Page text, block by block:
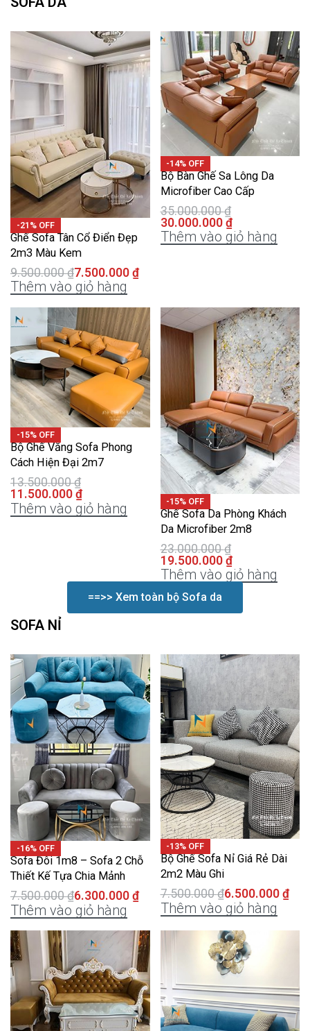
-21% OFF
Ghế Sofa Tân Cổ Điển Đẹp
2m3 Màu Kem
9.500.000₫7.500.000 ₫
Thêm vào giỏ hàng
-14% OFF
Bộ Bàn Ghế Sa Lông Da
Microfiber Cao Cấp
35.000.000₫
30.000.000 ₫
Thêm vào giỏ hàng
-15% OFF
Bộ Ghế Văng Sofa Phong
Cách Hiện Đại 2m7
13.500.000₫
11.500.000 ₫
Thêm vào giỏ hàng -15% OFF
Ghế Sofa Da Phòng Khách
Da Microfiber 2m8
23.000.000₫
19.500.000 ₫
Thêm vào giỏ hàng
==>> Xem toàn bộ Sofa da
SOFA NỈ
-16% OFF
Sofa Đôi 1m8 – Sofa 2 Chỗ
Thiết Kế Tựa Chia Mảnh
7.500.000₫6.300.000 ₫
Thêm vào giỏ hàng
-13% OFF
Bộ Ghế Sofa Nỉ Giá Rẻ Dài
2m2 Màu Ghi
7.500.000₫6.500.000 ₫
Thêm vào giỏ hàng